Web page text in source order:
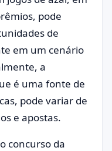
pode
de
em um cenário
a
é uma fonte de
pode variar de
e apostas.
concurso da